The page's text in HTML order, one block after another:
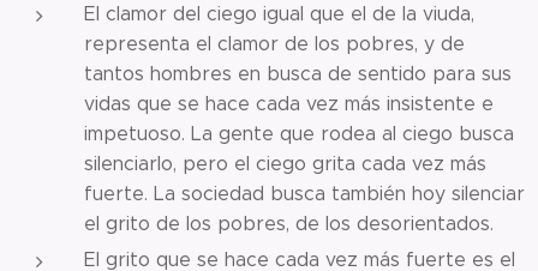
El clamor del ciego igual que el de la viuda,
representa el clamor de los pobres, y de
tantos hombres en busca de sentido para sus
vidas que se hace cada vez más insistente e
impetuoso. La gente que rodea al ciego busca
silenciarlo, pero el ciego grita cada vez más
fuerte. La sociedad busca también hoy silenciar
el grito de los pobres, de los desorientados.
El grito que se hace cada vez más fuerte es el